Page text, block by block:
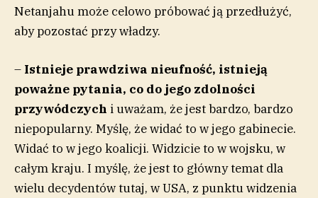
Netanjahu może celowo próbować ją przedłużyć,
aby pozostać przy władzy.
– Istnieje prawdziwa nieufność, istnieją
poważne pytania, co do jego zdolności
przywódczych i uważam, że jest bardzo, bardzo
niepopularny. Myślę, że widać to w jego gabinecie.
Widać to w jego koalicji. Widzicie to w wojsku, w
całym kraju. I myślę, że jest to główny temat dla
wielu decydentów tutaj, w USA, z punktu widzenia